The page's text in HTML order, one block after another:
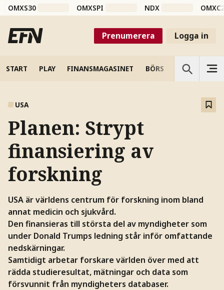
OMXS30 OMXSPI NDX
Prenumerera Logga in
START PLAY FINANSMAGASINET BÖRS VETENSKAP
USA
Planen: Strypt
finansiering av
forskning
USA är världens centrum för forskning inom bland
annat medicin och sjukvård.
Den finansieras till största del av myndigheter som
under Donald Trumps ledning står inför omfattande
nedskärningar.
Samtidigt arbetar forskare världen över med att
rädda studieresultat, mätningar och data som
försvunnit från myndigheters databaser.